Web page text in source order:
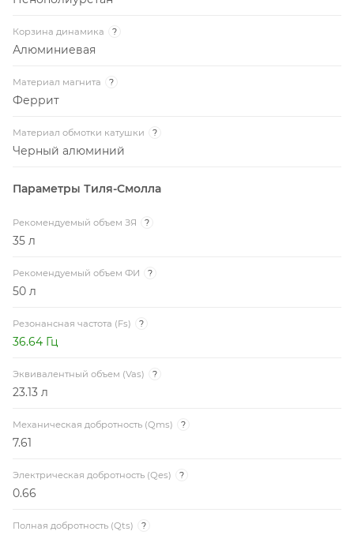
Корзина динамика ?
Алюминиевая
Материал магнита ?
Феррит
Материал обмотки катушки ?
Черный алюминий
Параметры Тиля-Смолла
Рекомендуемый объем ЗЯ ?
35 л
Рекомендуемый объем ФИ ?
50 л
Резонансная частота (Fs) ?
36.64 Гц
Эквивалентный объем (Vas) ?
23.13 л
Механическая добротность (Qms) ?
7.61
Электрическая добротность (Qes) ?
0.66
Полная добротность (Qts) ?